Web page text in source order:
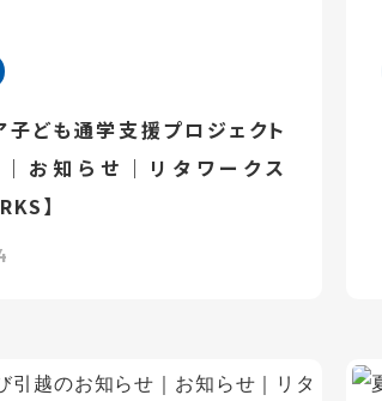
子ども通学支援プロジェクト
お知らせ｜リタワークス
】